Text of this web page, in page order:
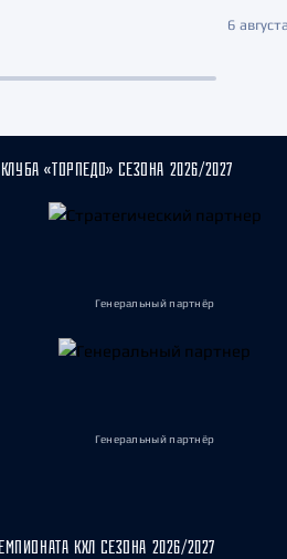
6
«ТОРПЕДО» СЕЗОНА 2026/2027
Генеральный партнёр
Генеральный партнёр
КХЛ СЕЗОНА 2026/2027